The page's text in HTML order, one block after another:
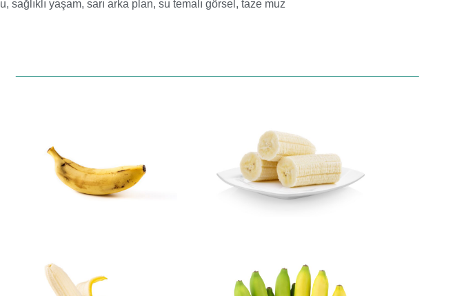
, sağlıklı yaşam, sarı arka plan, su temalı görsel , taze muz